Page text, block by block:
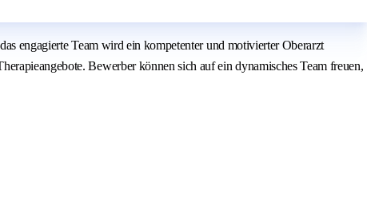
engagierte Team wird ein kompetenter und motivierter Oberarzt
Bewerber können sich auf ein dynamisches Team freuen,